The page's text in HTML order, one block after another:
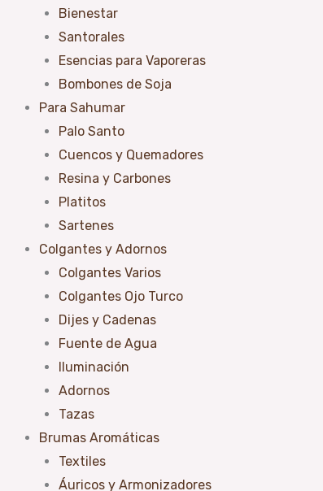
Bienestar
Santorales
Esencias para Vaporeras
Bombones de Soja
Para Sahumar
Palo Santo
Cuencos y Quemadores
Resina y Carbones
Platitos
Sartenes
Colgantes y Adornos
Colgantes Varios
Colgantes Ojo Turco
Dijes y Cadenas
Fuente de Agua
Iluminación
Adornos
Tazas
Brumas Aromáticas
Textiles
Áuricos y Armonizadores